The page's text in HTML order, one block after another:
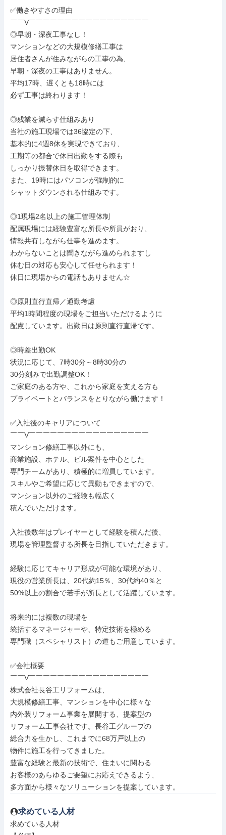
✅働きやすさの理由
￣￣V￣￣￣￣￣￣￣￣￣￣￣￣￣￣￣￣￣
◎早朝・深夜工事なし！
マンションなどの大規模修繕工事は
居住者さんが住みながらの工事の為、
早朝・深夜の工事はありません。
平均17時、遅くとも18時には
必ず工事は終わります！
◎残業を減らす仕組みあり
当社の施工現場では36協定の下、
基本的に4週8休を実現できており、
工期等の都合で休日出勤をする際も
しっかり振替休日を取得できます。
また、19時にはパソコンが強制的に
シャットダウンされる仕組みです。
◎1現場2名以上の施工管理体制
配属現場には経験豊富な所長や所員がおり、
情報共有しながら仕事を進めます。
わからないことは聞きながら進められますし
休む日の対応も安心して任せられます！
休日に現場からの電話もありません☆
◎原則直行直帰／通勤考慮
平均1時間程度の現場をご担当いただけるように
配慮しています。出勤日は原則直行直帰です。
◎時差出勤OK
状況に応じて、7時30分～8時30分の
30分刻みで出勤調整OK！
ご家庭のある方や、これから家庭を支える方も
プライベートとバランスをとりながら働けます！
✅入社後のキャリアについて
￣￣V￣￣￣￣￣￣￣￣￣￣￣￣￣￣￣￣￣
マンション修繕工事以外にも、
商業施設、ホテル、ビル案件を中心とした
専門チームがあり、積極的に増員しています。
スキルやご希望に応じて異動もできますので、
マンション以外のご経験も幅広く
積んでいただけます。
入社後数年はプレイヤーとして経験を積んだ後、
現場を管理監督する所長を目指していただきます。
経験に応じてキャリア形成が可能な環境があり、
現役の営業所長は、20代約15％、30代約40％と
50%以上の割合で若手が所長として活躍しています。
将来的には複数の現場を
統括するマネージャーや、特定技術を極める
専門職（スペシャリスト）の道もご用意しています。
✅会社概要
￣￣V￣￣￣￣￣￣￣￣￣￣￣￣￣￣￣￣￣
株式会社長谷工リフォームは、
大規模修繕工事、マンションを中心に様々な
内外装リフォーム事業を展開する、提案型の
リフォーム工事会社です。長谷工グループの
総合力を生かし、これまでに68万戸以上の
物件に施工を行ってきました。
豊富な経験と最新の技術で、住まいに関わる
お客様のあらゆるご要望にお応えできるよう、
多方面から様々なソリューションを提案しています。
求めている人材
求めている人材